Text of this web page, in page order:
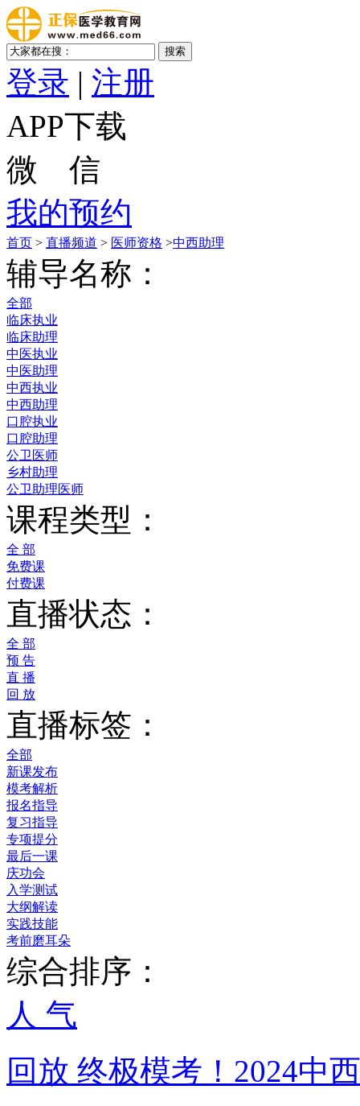
登录 | 注册
APP下载
微 信
我的预约
首页 > 直播频道 > 医师资格 >中西助理
辅导名称：
全部
临床执业
临床助理
中医执业
中医助理
中西执业
中西助理
口腔执业
口腔助理
公卫医师
乡村助理
公卫助理医师
课程类型：
全 部
免费课
付费课
直播状态：
全 部
预 告
直 播
回 放
直播标签：
全部
新课发布
模考解析
报名指导
复习指导
专项提分
最后一课
庆功会
入学测试
大纲解读
实践技能
考前磨耳朵
综合排序：
人 气
回放 终极模考！2024中